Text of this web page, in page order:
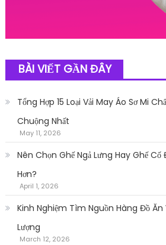
BÀI VIẾT GẦN ĐÂY
Tổng Hợp 15 Loại Vải May Áo Sơ Mi
Chuộng Nhất
May 11, 2026
Nên Chọn Ghế Ngả Lưng Hay Ghế
Hơn?
April 1, 2026
Kinh Nghiệm Tìm Nguồn Hàng Đồ
Lượng
March 12, 2026